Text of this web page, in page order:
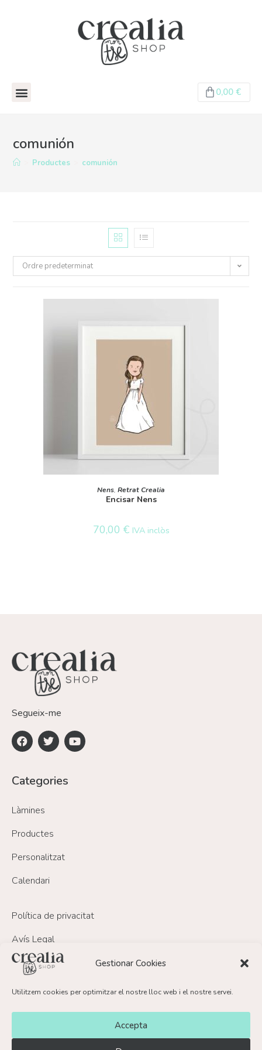
Gestionar Cookies
Utilitzem cookies per optimitzar el nostre lloc web i el nostre servei.
Accepta
0,00 €
comunión
Productes comunión
Ordre predeterminat
SELECT OPTIONS
Nens, Retrat Crealia
Encisar Nens
70,00 € IVA inclòs
Segueix-me
Categories
Làmines
Productes
Personalitzat
Calendari
Política de privacitat
Avís Legal
Política de Cookies
Política de devolucions i reemborsament